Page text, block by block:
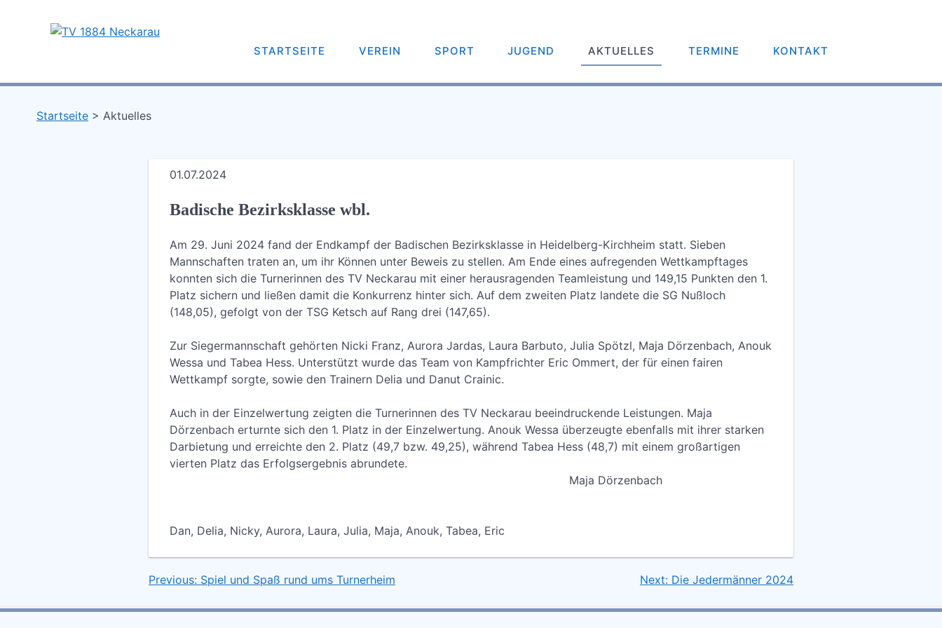
Turnverein 1884 e.V. Mannheim-Neckarau
STARTSEITE VEREIN SPORT JUGEND AKTUELLES TERMINE KONTAKT
Startseite Aktuelles
01.07.2024
Badische Bezirksklasse wbl.
Am 29. Juni 2024 fand der Endkampf der Badischen Bezirksklasse in Heidelberg-Kirchheim statt. Sieben
Mannschaften traten an, um ihr Können unter Beweis zu stellen. Am Ende eines aufregenden Wettkampftages
konnten sich die Turnerinnen des TV Neckarau mit einer herausragenden Teamleistung und 149,15 Punkten den 1.
Platz sichern und ließen damit die Konkurrenz hinter sich. Auf dem zweiten Platz landete die SG Nußloch
(148,05), gefolgt von der TSG Ketsch auf Rang drei (147,65).
Zur Siegermannschaft gehörten Nicki Franz, Aurora Jardas, Laura Barbuto, Julia Spötzl, Maja Dörzenbach, Anouk
Wessa und Tabea Hess. Unterstützt wurde das Team von Kampfrichter Eric Ommert, der für einen fairen
Wettkampf sorgte, sowie den Trainern Delia und Danut Crainic.
Auch in der Einzelwertung zeigten die Turnerinnen des TV Neckarau beeindruckende Leistungen. Maja
Dörzenbach erturnte sich den 1. Platz in der Einzelwertung. Anouk Wessa überzeugte ebenfalls mit ihrer starken
Darbietung und erreichte den 2. Platz (49,7 bzw. 49,25), während Tabea Hess (48,7) mit einem großartigen
vierten Platz das Erfolgsergebnis abrundete.
Maja Dörzenbach
Dan, Delia, Nicky, Aurora, Laura, Julia, Maja, Anouk, Tabea, Eric
Beitragsnavigation
Previous: Spiel und Spaß rund ums Turnerheim Next: Die Jedermänner 2024